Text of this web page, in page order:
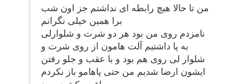
من تا حالا هیچ رابطه ای نداشتم جز اون شب
برا همین خیلی نگرانم
نامزدم روی من بود هر دو شرت و شلوارلی
به پا داشتیم آلت هامون از روی شرت و
شلوار لی روی هم بود و با عقب و جلو رفتن
ایشون ارضا شدیم من حتی پاهامو باز نکردم